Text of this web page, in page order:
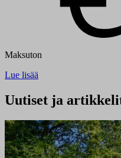
Maksuton
Lue lisää
Uutiset ja